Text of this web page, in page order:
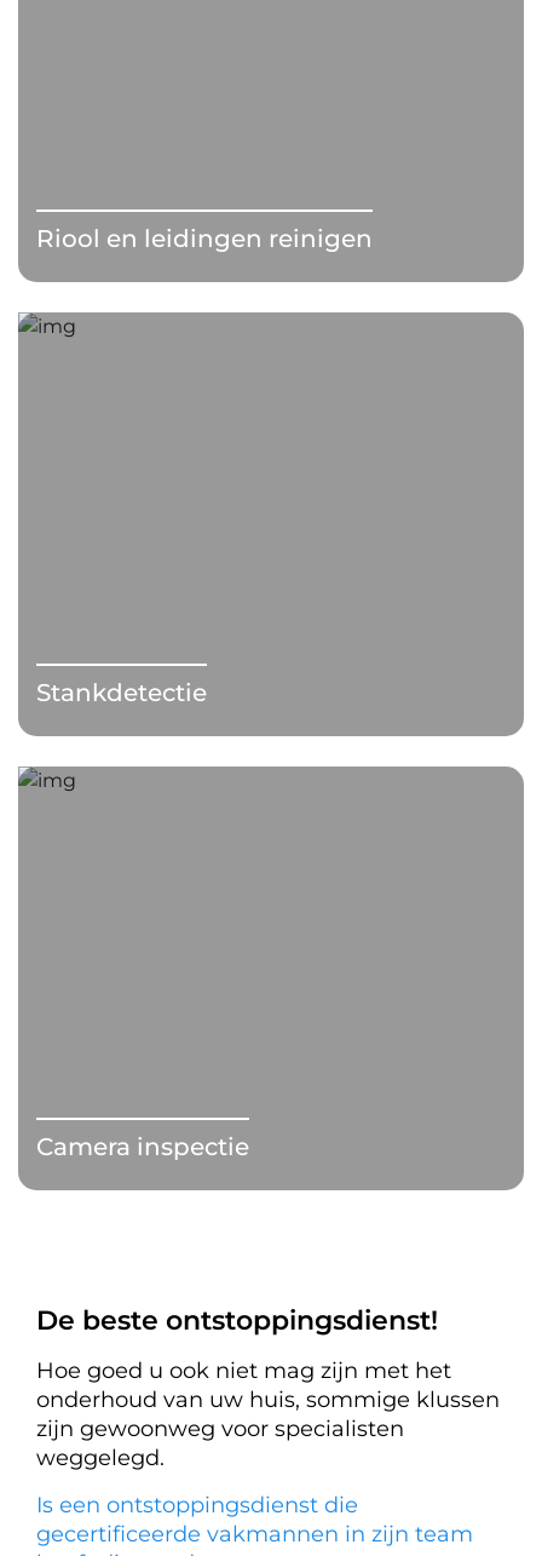
Riool en leidingen reinigen
Stankdetectie
Camera inspectie
De beste ontstoppingsdienst!
Hoe goed u ook niet mag zijn met het
onderhoud van uw huis, sommige klussen
zijn gewoonweg voor specialisten
weggelegd.
Is een ontstoppingsdienst die
gecertificeerde vakmannen in zijn team